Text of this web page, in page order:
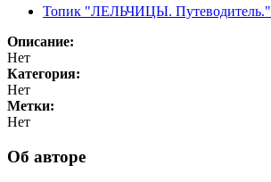
Топик "ЛЕЛЬЧИЦЫ. Путеводитель."
Описание:
Нет
Категория:
Нет
Метки:
Нет
Об авторе